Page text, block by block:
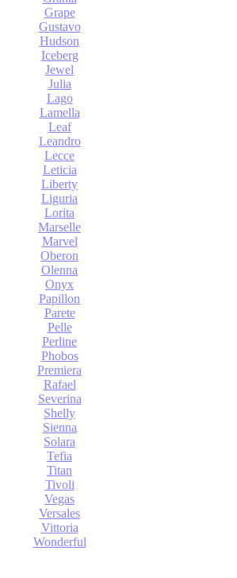
Grape
Gustavo
Hudson
Iceberg
Jewel
Julia
Lago
Lamella
Leaf
Leandro
Lecce
Leticia
Liberty
Liguria
Lorita
Marselle
Marvel
Oberon
Olenna
Onyx
Papillon
Parete
Pelle
Perline
Phobos
Premiera
Rafael
Severina
Shelly
Sienna
Solara
Tefia
Titan
Tivoli
Vegas
Versales
Vittoria
Wonderful